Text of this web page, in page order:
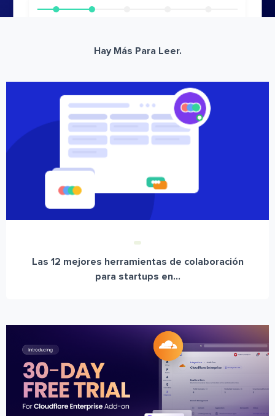
Hay Más Para Leer.
Las 12 mejores herramientas de colaboración
para startups en...